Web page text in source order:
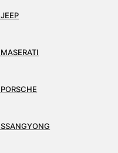
JEEP
MASERATI
PORSCHE
SSANGYONG